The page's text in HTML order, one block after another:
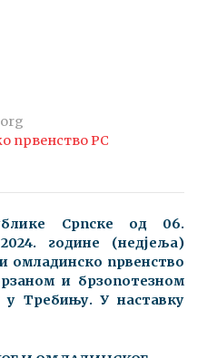
првенство РС
Српске oд 06.
године (недјеља)
омладинско првенство
и брзопотезном
Требињу. У наставку